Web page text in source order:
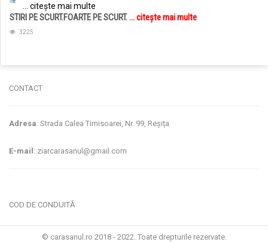
... citește mai multe
STIRI PE SCURT.FOARTE PE SCURT.... citește mai multe
3225
CONTACT
Adresa: Strada Calea Timisoarei, Nr. 99, Reșița
E-mail : ziarcarasanul@gmail.com
COD DE CONDUITĂ
© carasanul.ro 2018 - 2022. Toate drepturile rezervate.